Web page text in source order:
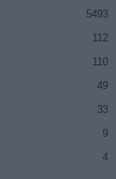
5493
112
110
49
33
9
4